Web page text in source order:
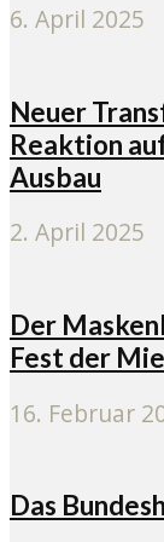
6. April 2025
Neuer
Reaktion
Ausbau
2. April 2025
Der
Fest der
16. Februar
Das